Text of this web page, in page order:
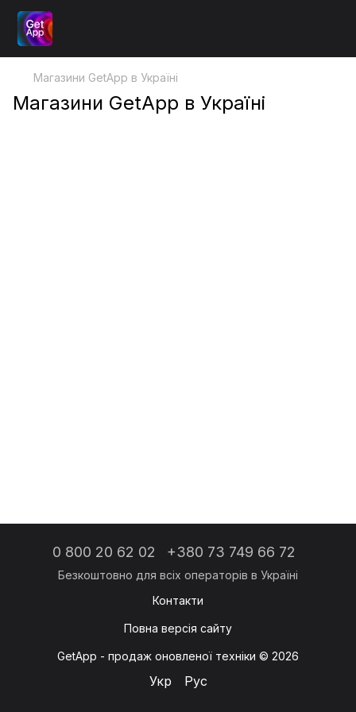
Магазини GetApp в Україні
Магазини GetApp в Україні
0 800 20 62 02 +380 73 749 66 72
Контакти
Повна версія сайту
GetApp - продаж оновленої техніки © 2026
Укр Рус